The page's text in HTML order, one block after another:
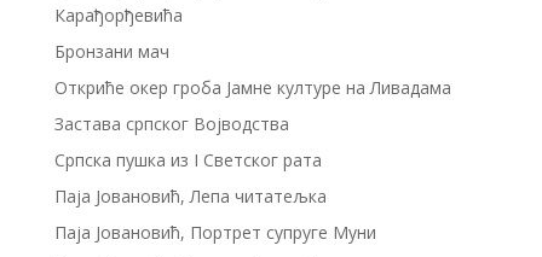
Карађорђевића
Бронзани мач
Откриће окер гроба Јамне културе на Ливадама
Застава српског Војводства
Српска пушка из I Светског рата
Паја Јовановић, Лепа читатељка
Паја Јовановић, Портрет супруге Муни